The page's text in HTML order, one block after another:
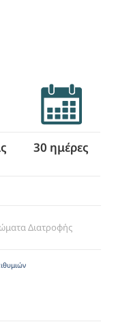
30 ημέρες
Διατροφής